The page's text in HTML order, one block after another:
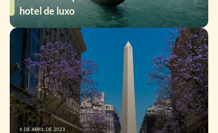
hotel de luxo
8 DE ABRIL DE 2023